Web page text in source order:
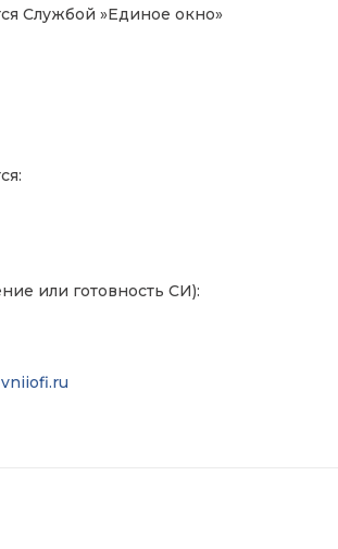
Службой »Единое окно»
или готовность СИ):
vniiofi.ru